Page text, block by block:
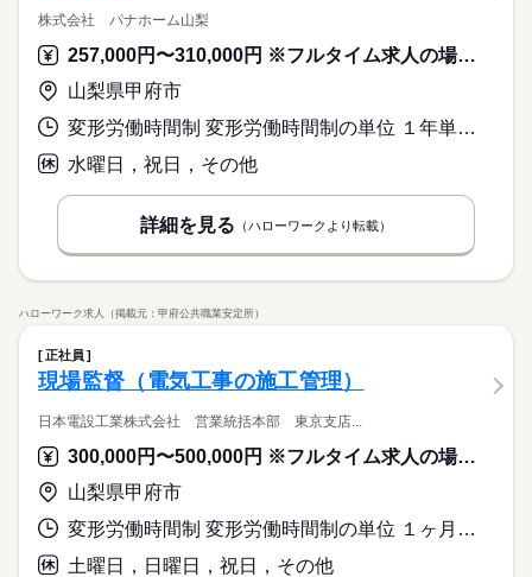
株式会社 パナホーム山梨
257,000円〜310,000円 ※フルタイム求人の場合は月額（換算額）、パート求人の場合は時間額を表示しています。
山梨県甲府市
変形労働時間制 変形労働時間制の単位 １年単位 就業時間１ 8時00分〜17時00分 就業時間２ 8時30分〜17時30分
水曜日，祝日，その他
詳細を見る （ハローワークより転載）
ハローワーク求人（掲載元：甲府公共職業安定所）
正社員
現場監督（電気工事の施工管理）
日本電設工業株式会社 営業統括本部 東京支店...
300,000円〜500,000円 ※フルタイム求人の場合は月額（換算額）、パート求人の場合は時間額を表示しています。
山梨県甲府市
変形労働時間制 変形労働時間制の単位 １ヶ月単位 就業時間１ 8時30分〜17時30分 就業時間に関する特記事項 基本の所定労働時間は（１）の８時間ですが、他に８時間を超える
土曜日，日曜日，祝日，その他